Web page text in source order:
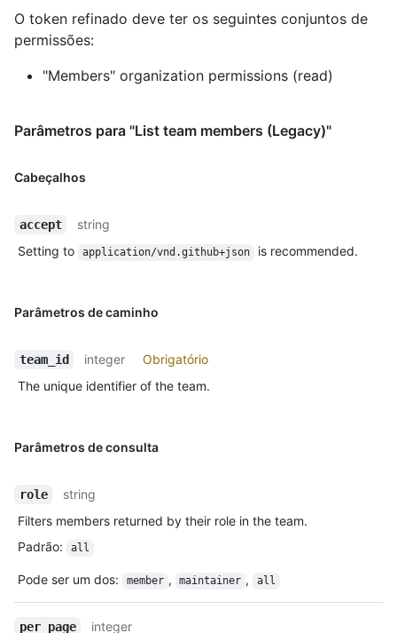
O token refinado deve ter os seguintes conjuntos de
permissões:
"Members" organization permissions (read)
Parâmetros para "List team members (Legacy)"
Cabeçalhos
accept
string
Setting to
application/vnd.github+json is recommended.
Parâmetros de caminho
team_id integer
Obrigatório
The unique identifier of the team.
Parâmetros de consulta
role
string
Filters members returned by their role in the team.
Padrão: all
Pode ser um dos: member , maintainer , all
per_page integer